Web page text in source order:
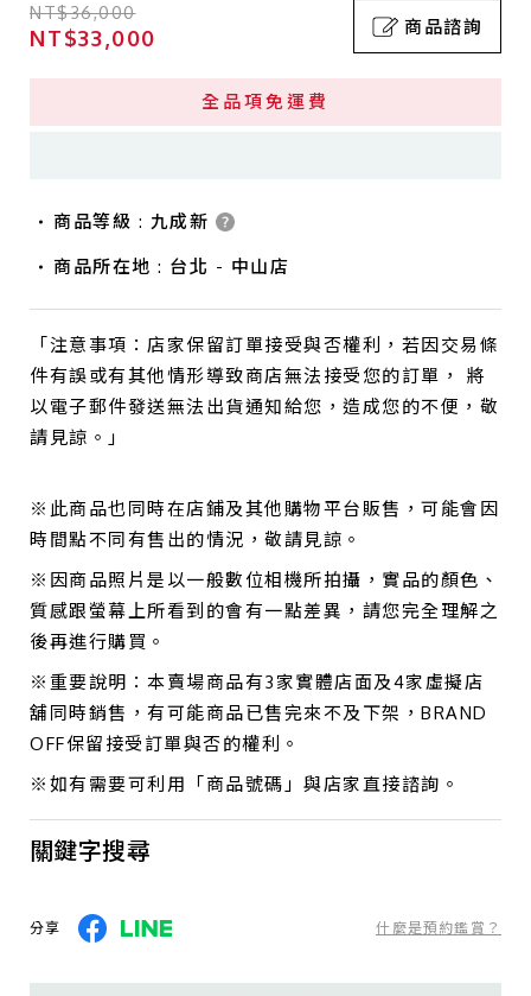
NT$36,000
NT$33,000 商品諮詢
全品項免運費
商品等級 : 九成新
商品所在地 : 台北 - 中山店
「注意事項：店家保留訂單接受與否權利，若因交易條
件有誤或有其他情形導致商店無法接受您的訂單， 將
以電子郵件發送無法出貨通知給您，造成您的不便，敬
請見諒。」
※此商品也同時在店鋪及其他購物平台販售，可能會因
時間點不同有售出的情況，敬請見諒。
※因商品照片是以一般數位相機所拍攝，實品的顏色、
質感跟螢幕上所看到的會有一點差異，請您完全理解之
後再進行購買。
※重要說明：本賣場商品有3家實體店面及4家虛擬店
舖同時銷售，有可能商品已售完來不及下架，BRAND
OFF保留接受訂單與否的權利。
※如有需要可利用「商品號碼」與店家直接諮詢。
關鍵字搜尋
分享 什麼是預約鑑賞？